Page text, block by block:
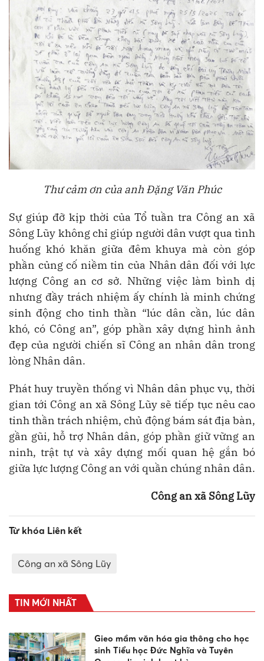
Thư cảm ơn của anh Đặng Văn Phúc
Sự giúp đỡ kịp thời của Tổ tuần tra Công an xã
Sông Lũy không chỉ giúp người dân vượt qua tình
huống khó khăn giữa đêm khuya mà còn góp
phần củng cố niềm tin của Nhân dân đối với lực
lượng Công an cơ sở. Những việc làm bình dị
nhưng đầy trách nhiệm ấy chính là minh chứng
sinh động cho tinh thần “lúc dân cần, lúc dân
khó, có Công an”, góp phần xây dựng hình ảnh
đẹp của người chiến sĩ Công an nhân dân trong
lòng Nhân dân.
Phát huy truyền thống vì Nhân dân phục vụ, thời
gian tới Công an xã Sông Lũy sẽ tiếp tục nêu cao
tinh thần trách nhiệm, chủ động bám sát địa bàn,
gần gũi, hỗ trợ Nhân dân, góp phần giữ vững an
ninh, trật tự và xây dựng mối quan hệ gắn bó
giữa lực lượng Công an với quần chúng nhân dân.
Công an xã Sông Lũy
Từ khóa Liên kết
Công an xã Sông Lũy
TIN MỚI NHẤT
Gieo mầm văn hóa gia thông cho học
sinh Tiểu học Đức Nghĩa và Tuyên